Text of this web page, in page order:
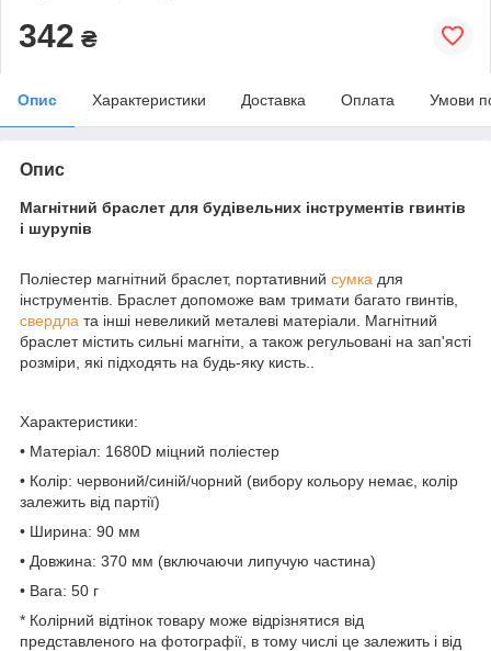
342 ₴
Опис Характеристики Доставка Оплата Умови
Опис
Магнітний браслет для будівельних інструментів гвинтів
і шурупів
Поліестер магнітний браслет, портативний сумка для
інструментів. Браслет допоможе вам тримати багато гвинтів,
свердла та інші невеликий металеві матеріали. Магнітний
браслет містить сильні магніти, а також регульовані на зап'ясті
розміри, які підходять на будь-яку кисть..
Характеристики:
• Матеріал: 1680D міцний поліестер
• Колір: червоний/синій/чорний (вибору кольору немає, колір
залежить від партії)
• Ширина: 90 мм
• Довжина: 370 мм (включаючи липучую частина)
• Вага: 50 г
* Колірний відтінок товару може відрізнятися від
представленого на фотографії, в тому числі це залежить і від